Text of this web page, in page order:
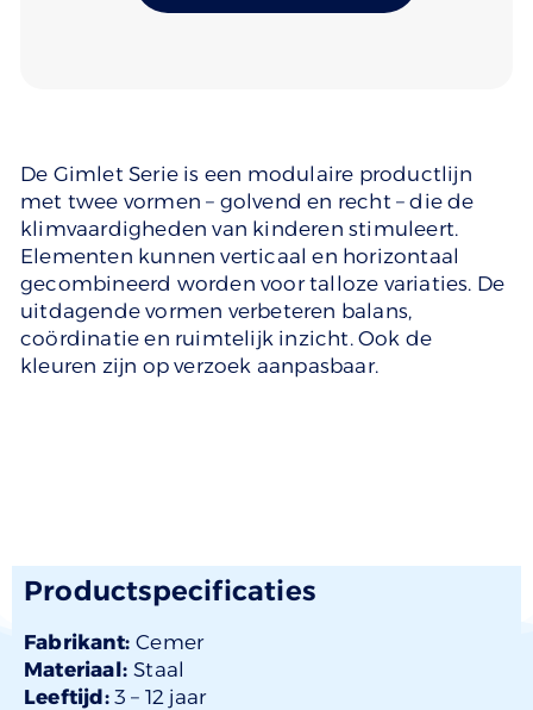
De Gimlet Serie is een modulaire productlijn
met twee vormen – golvend en recht – die de
klimvaardigheden van kinderen stimuleert.
Elementen kunnen verticaal en horizontaal
gecombineerd worden voor talloze variaties. De
uitdagende vormen verbeteren balans,
coördinatie en ruimtelijk inzicht. Ook de
kleuren zijn op verzoek aanpasbaar.
Productspecificaties
Fabrikant:Cemer
Materiaal:Staal
Leeftijd:3 – 12 jaar